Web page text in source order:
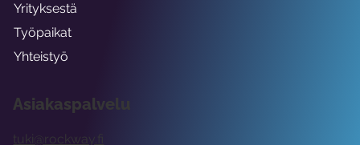
Asiakaspalvelu
tuki@rockway.fi
Yrityksestä
Työpaikat
Yhteistyö